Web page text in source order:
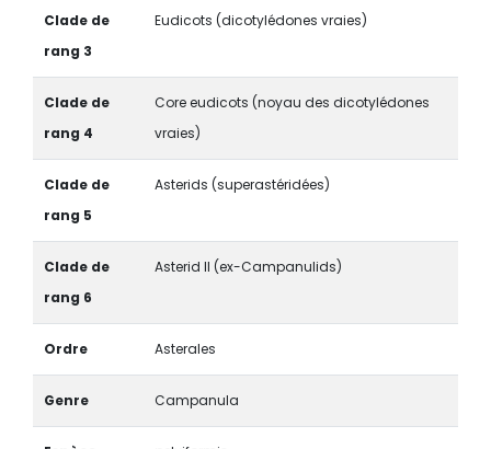
Clade de
rang 3
Eudicots (dicotylédones vraies)
Clade de
rang 4
Core eudicots (noyau des dicotylédones
vraies)
Clade de
rang 5
Asterids (superastéridées)
Clade de
rang 6
Asterid II (ex-Campanulids)
Ordre Asterales
Genre Campanula